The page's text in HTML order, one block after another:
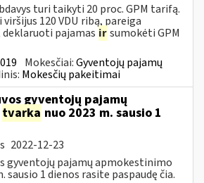
turi taikyti 20 proc. GPM tarifą.
120 VDU ribą, pareiga
deklaruoti pajamas irsumokėti GPM
Mokesčiai:Gyventojų pajamų
Mokesčių pakeitimai
gyventojų pajamų
tvarka nuo 2023 m. sausio 1
2022-12-23
gyventojų pajamų apmokestinimo
sausio 1 dienos rasite paspaudę čia.